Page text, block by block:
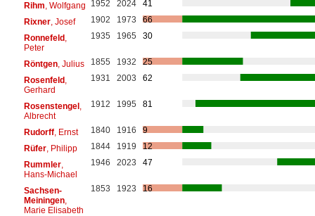
Rihm , Wolfgang 1952 2024
41
Rixner, Josef 1902 1973
66
Ronnefeld,
Peter
1935 1965 30
Röntgen, Julius 1855 1932
25
Rosenfeld,
Gerhard
1931 2003 62
Rosenstengel,
Albrecht
1912 1995 81
Rudorff, Ernst 1840 1916
9
Rüfer, Philipp 1844 1919
12
Rummler,
Hans-Michael
1946 2023 47
Sachsen-
Meiningen,
Marie Elisabeth
1853 1923 16